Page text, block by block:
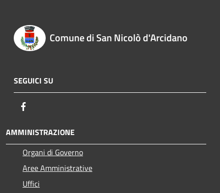
Comune di San Nicolò d'Arcidano
SEGUICI SU
AMMINISTRAZIONE
Organi di Governo
Aree Amministrative
Uffici